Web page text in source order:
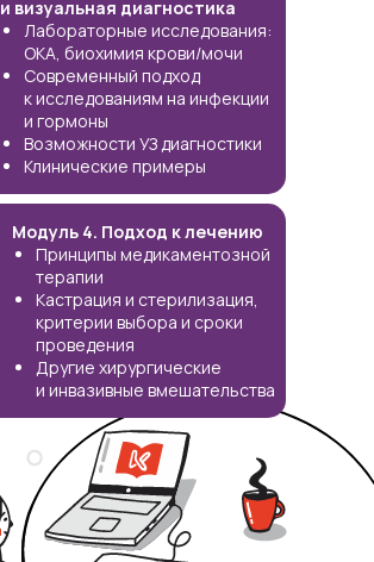
Модуль 4. Подход к лечению
Принципы медикаментозной
терапии
Кастрация и стерилизация,
критерии выбора и сроки
проведения
Другие хирургические
и инвазивные вмешательства
и визуальная диагностика
Лабораторные исследования:
ОКА, биохимия крови/мочи
Современный подход
к исследованиям на инфекции
и гормоны
Возможности УЗ диагностики
Клинические примеры